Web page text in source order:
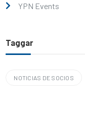
YPN Events
Taggar
NOTICIAS DE SOCIOS